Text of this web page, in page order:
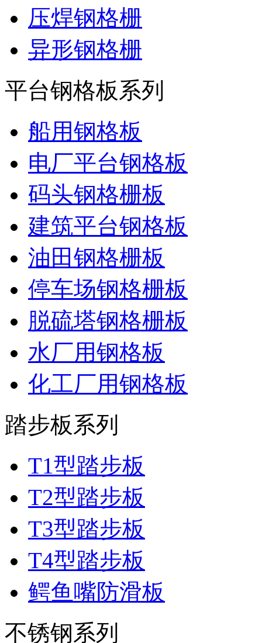
压焊钢格栅
异形钢格栅
平台钢格板系列
船用钢格板
电厂平台钢格板
码头钢格栅板
建筑平台钢格板
油田钢格栅板
停车场钢格栅板
脱硫塔钢格栅板
水厂用钢格板
化工厂用钢格板
踏步板系列
T1型踏步板
T2型踏步板
T3型踏步板
T4型踏步板
鳄鱼嘴防滑板
不锈钢系列